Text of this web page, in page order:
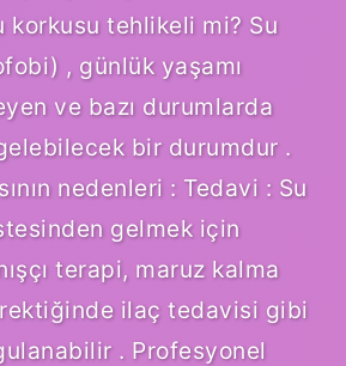
korkusu tehlikeli mi? Su
, günlük yaşamı
ve bazı durumlarda
bir durumdur .
nedenleri : Tedavi : Su
gelmek için
terapi, maruz kalma
ilaç tedavisi gibi
. Profesyonel